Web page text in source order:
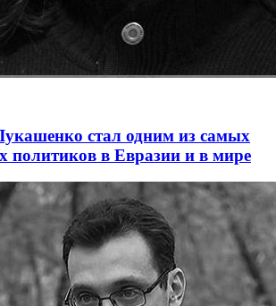
стал одним из самых
политиков в Евразии и в мире